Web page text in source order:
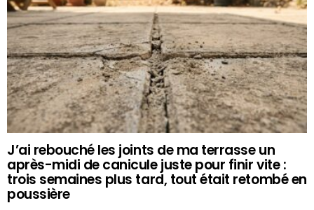
J’ai rebouché les joints de ma terrasse un
après-midi de canicule juste pour finir vite :
trois semaines plus tard, tout était retombé en
poussière